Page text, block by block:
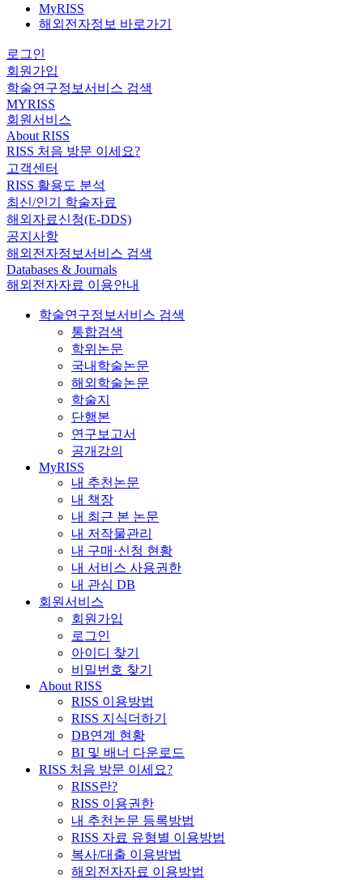
MyRISS
해외전자정보 바로가기
로그인
회원가입
학술연구정보서비스 검색
MYRISS
회원서비스
About RISS
RISS 처음 방문 이세요?
고객센터
RISS 활용도 분석
최신/인기 학술자료
해외자료신청(E-DDS)
공지사항
해외전자정보서비스 검색
Databases & Journals
해외전자자료 이용안내
학술연구정보서비스 검색
통합검색
학위논문
국내학술논문
해외학술논문
학술지
단행본
연구보고서
공개강의
MyRISS
내 추천논문
내 책장
내 최근 본 논문
내 저작물관리
내 구매·신청 현황
내 서비스 사용권한
내 관심 DB
회원서비스
회원가입
로그인
아이디 찾기
비밀번호 찾기
About RISS
RISS 이용방법
RISS 지식더하기
DB연계 현황
BI 및 배너 다운로드
RISS 처음 방문 이세요?
RISS란?
RISS 이용권한
내 추천논문 등록방법
RISS 자료 유형별 이용방법
복사/대출 이용방법
해외전자자료 이용방법